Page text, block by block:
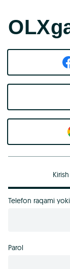
Kirish
Telefon raqami
Parol